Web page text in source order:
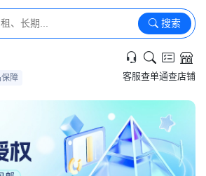
搜索
障 客服查单通查店铺